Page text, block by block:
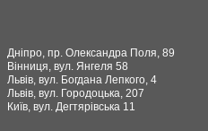
Дніпро, пр. Олександра Поля, 89
Вінниця, вул. Янгеля 58
Львів, вул. Богдана Лепкого, 4
Львів, вул. Городоцька, 207
Київ, вул. Дегтярівська 11